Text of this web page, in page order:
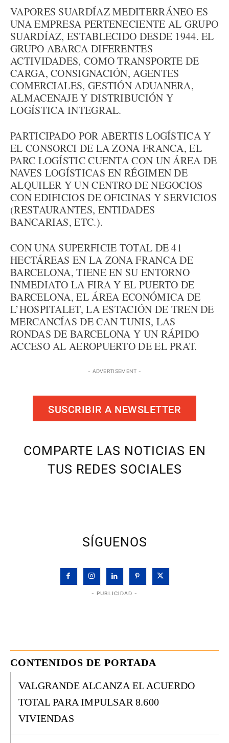
VAPORES SUARDÍAZ MEDITERRÁNEO ES
UNA EMPRESA PERTENECIENTE AL GRUPO
SUARDÍAZ, ESTABLECIDO DESDE 1944. EL
GRUPO ABARCA DIFERENTES
ACTIVIDADES, COMO TRANSPORTE DE
CARGA, CONSIGNACIÓN, AGENTES
COMERCIALES, GESTIÓN ADUANERA,
ALMACENAJE Y DISTRIBUCIÓN Y
LOGÍSTICA INTEGRAL.
PARTICIPADO POR ABERTIS LOGÍSTICA Y
EL CONSORCI DE LA ZONA FRANCA, EL
PARC LOGÍSTIC CUENTA CON UN ÁREA DE
NAVES LOGÍSTICAS EN RÉGIMEN DE
ALQUILER Y UN CENTRO DE NEGOCIOS
CON EDIFICIOS DE OFICINAS Y SERVICIOS
(RESTAURANTES, ENTIDADES
BANCARIAS, ETC.).
CON UNA SUPERFICIE TOTAL DE 41
HECTÁREAS EN LA ZONA FRANCA DE
BARCELONA, TIENE EN SU ENTORNO
INMEDIATO LA FIRA Y EL PUERTO DE
BARCELONA, EL ÁREA ECONÓMICA DE
L’HOSPITALET, LA ESTACIÓN DE TREN DE
MERCANCÍAS DE CAN TUNIS, LAS
RONDAS DE BARCELONA Y UN RÁPIDO
ACCESO AL AEROPUERTO DE EL PRAT.
- ADVERTISEMENT -
SUSCRIBIR A NEWSLETTER
COMPARTE LAS NOTICIAS EN
TUS REDES SOCIALES
SÍGUENOS
- PUBLICIDAD -
CONTENIDOS DE PORTADA
VALGRANDE ALCANZA EL ACUERDO
TOTAL PARA IMPULSAR 8.600
VIVIENDAS